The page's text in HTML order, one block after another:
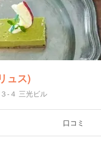
ュス)
-４ 三光ビル
口コミ